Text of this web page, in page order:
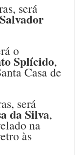
será
o
Splícido,
Casa de
será
da Silva,
na
às